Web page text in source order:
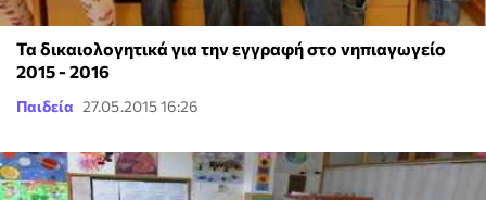
Τα δικαιολογητικά για την εγγραφή στο νηπιαγωγείο
2015 - 2016
Παιδεία 27.05.2015 16:26